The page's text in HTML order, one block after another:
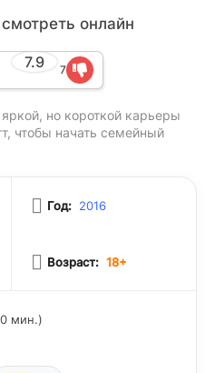
онлайн
7.9 7
но короткой карьеры
чтобы начать семейный
Год: 2016
Возраст: 18+
мин.)